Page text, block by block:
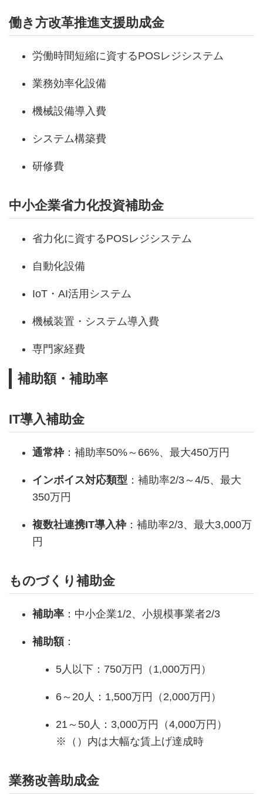
働き方改革推進支援助成金
労働時間短縮に資するPOSレジシステム
業務効率化設備
機械設備導入費
システム構築費
研修費
中小企業省力化投資補助金
省力化に資するPOSレジシステム
自動化設備
IoT・AI活用システム
機械装置・システム導入費
専門家経費
補助額・補助率
IT導入補助金
通常枠：補助率50%～66%、最大450万円
インボイス対応類型 ：補助率2/3～4/5、最大
350万円
複数社連携IT導入枠：補助率2/3、最大3,000万
円
ものづくり補助金
補助率 ：中小企業1/2、小規模事業者2/3
補助額 ：
5人以下：750万円（1,000万円）
6～20人：1,500万円（2,000万円）
21～50人：3,000万円（4,000万円）
※（）内は大幅な賃上げ達成時
業務改善助成金